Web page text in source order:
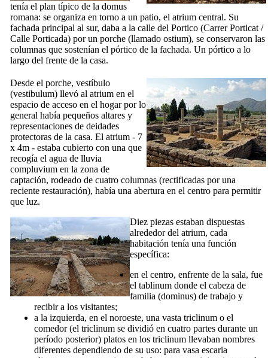
tenía el plan típico de la domus
romana: se organiza en torno a un patio, el atrium central. Su
fachada principal al sur, daba a la calle del Portico (Carrer Porticat /
Calle Porticada) por un porche (llamado ostium), se conservaron las
columnas que sostenían el pórtico de la fachada. Un pórtico a lo
largo del frente de la casa.
Desde el porche, vestíbulo
(vestibulum) llevó al atrium en el
espacio de acceso en el hogar por lo
general había pequeños altares y
representaciones de deidades
protectoras de la casa. El atrium - 7
x 4m - estaba cubierto con una que
recogía el agua de lluvia
compluvium en la zona de
captación, rodeado de cuatro columnas (rectificadas por una
reciente restauración), había una abertura en el centro para permitir
que luz.
Diez piezas estaban dispuestas
alrededor del atrium, cada
habitación tenía una función
específica:
en el centro, enfrente de la sala, fue
el tablinum donde el cabeza de
familia (dominus) de trabajo y
recibir a los visitantes;
a la izquierda, en el noroeste, una vasta triclinum o el
comedor (el triclinum se dividió en cuatro partes durante un
período posterior) platos en los triclinum llevaban nombres
diferentes dependiendo de su uso: para vasa escaria